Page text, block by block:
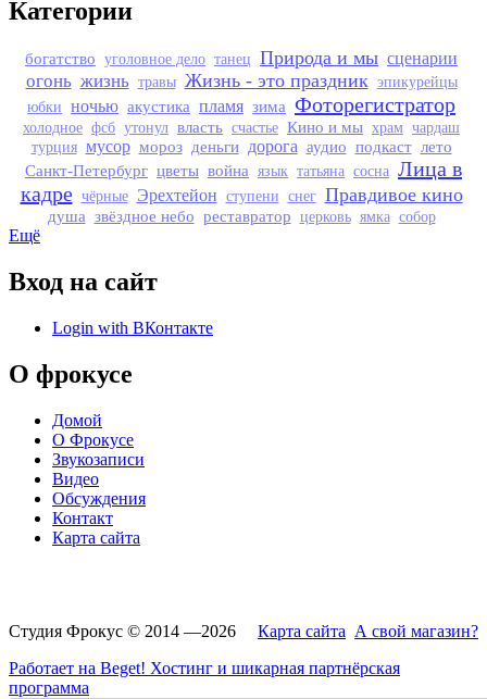
Категории
богатство уголовное дело танец Природа и мы сценарии
огонь жизнь травы Жизнь - это праздник эпикурейцы
юбки ночью акустика пламя зима Фоторегистратор
холодное фсб утонул власть счастье Кино и мы храм чардаш
турция мусор мороз деньги дорога аудио подкаст лето
Санкт-Петербург цветы война язык татьяна сосна Лица в
кадре чёрные Эрехтейон ступени снег Правдивое кино
душа звёздное небо реставратор церковь ямка собор
Ещё
Вход на сайт
Login with ВКонтакте
О фрокусе
Домой
О Фрокусе
Звукозаписи
Видео
Обсуждения
Контакт
Карта сайта
Студия Фрокус © 2014 —2026 Карта сайта А свой магазин?
Работает на Beget! Хостинг и шикарная партнёрская
программа